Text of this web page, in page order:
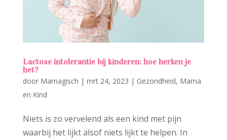
Lactose intolerantie bij kinderen: hoe herken je
het?
door Mamagisch | mrt 24, 2023 | Gezondheid, Mama
en Kind
Niets is zo vervelend als een kind met pijn
waarbij het lijkt alsof niets lijkt te helpen. In